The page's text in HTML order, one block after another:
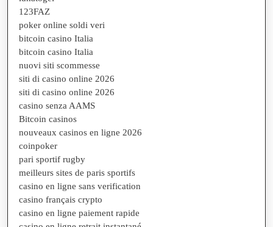
123FAZ
poker online soldi veri
bitcoin casino Italia
bitcoin casino Italia
nuovi siti scommesse
siti di casino online 2026
siti di casino online 2026
casino senza AAMS
Bitcoin casinos
nouveaux casinos en ligne 2026
coinpoker
pari sportif rugby
meilleurs sites de paris sportifs
casino en ligne sans verification
casino français crypto
casino en ligne paiement rapide